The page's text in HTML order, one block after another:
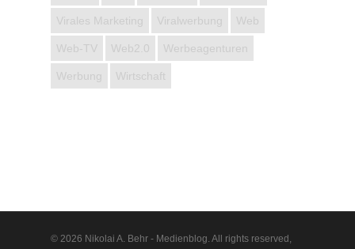
Virales Marketing Viralwerbung Web
Web-TV Web2.0 Werbeagenturen
Werbung Wirtschaft
© 2026 Nikolai A. Behr - Medienblog. All rights reserved,